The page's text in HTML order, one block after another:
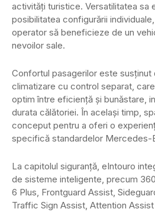
activități turistice. Versatilitatea sa
posibilitatea configurării
operator să beneficieze de un
nevoilor sale.
Confortul pasagerilor este susținut
climatizare cu control separat,
optim între eficiență și bunăstare,
durata călătoriei. În același timp,
conceput pentru a oferi o
specifică standardelor Mercedes-
La capitolul siguranță, eIntouro
de sisteme inteligente, precum
6 Plus, Frontguard Assist,
Traffic Sign Assist, Attention